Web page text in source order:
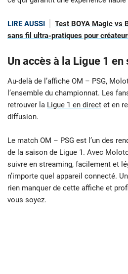
LIRE AUSSI
Test BOYA Magic vs
sans fil ultra-pratiques pour
Un accès à la Ligue 1
Au-delà de l’affiche OM – PSG,
l’ensemble du championnat. Les
retrouver la Ligue 1 en direct et en
diffusion.
Le match OM – PSG est l’un des
de la saison de Ligue 1. Avec
suivre en streaming, facilement et
n’importe quel appareil connecté.
rien manquer de cette affiche et
vous soyez.